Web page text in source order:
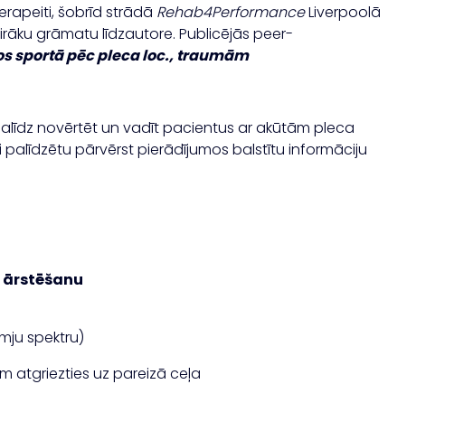
šobrīd strādā Rehab4PerformanceLiverpoolā
grāmatu līdzautore. Publicējās peer-
sportā pēc pleca loc., traumām
novērtēt un vadīt pacientus ar akūtām pleca
pārvērst pierādījumos balstītu informāciju
spektru)
atgriezties uz pareizā ceļa